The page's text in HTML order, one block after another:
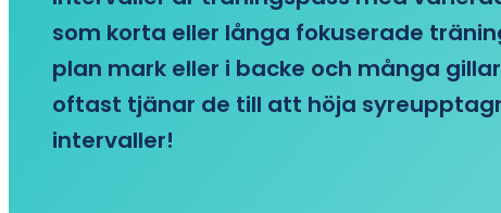
som korta eller långa fokuserade
plan mark eller i backe och många
oftast tjänar de till att höja
intervaller!